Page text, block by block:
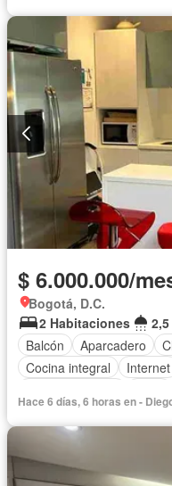
$ 6.000.000/
Bogotá, D.C.
2 Habitaciones
Balcón
Aparcadero
Cocina integral
Internet
Acceso para personas
Ascensor
Hace 6 días, 6 horas en -